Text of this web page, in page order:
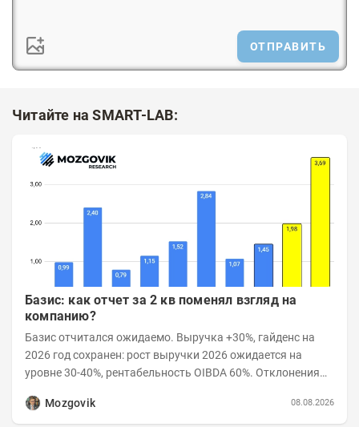
ОТПРАВИТЬ
Читайте на SMART-LAB:
Базис: как отчет за 2 кв поменял взгляд на
компанию?
Базис отчитался ожидаемо. Выручка +30%, гайденс на
2026 год сохранен: рост выручки 2026 ожидается на
уровне 30-40%, рентабельность OIBDA 60%. Отклонения
Mozgovik
08.08.2026